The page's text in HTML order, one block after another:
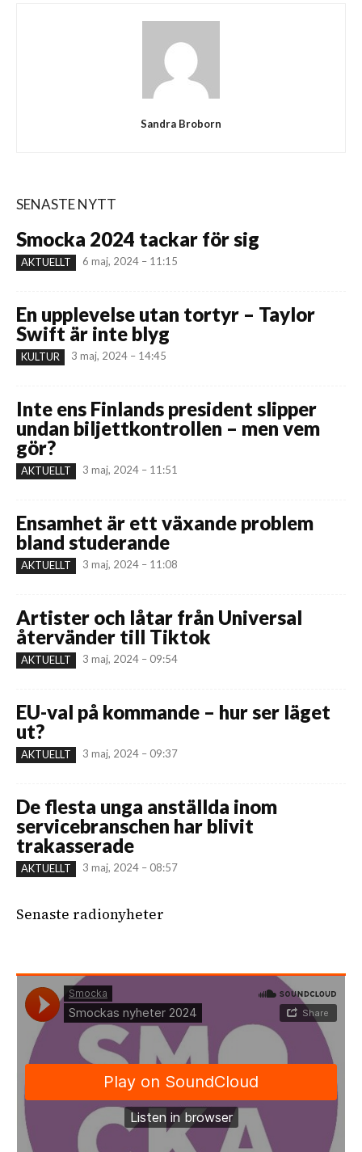
Sandra Broborn
SENASTE NYTT
Smocka 2024 tackar för sig
AKTUELLT 6 maj, 2024 – 11:15
En upplevelse utan tortyr – Taylor
Swift är inte blyg
KULTUR 3 maj, 2024 – 14:45
Inte ens Finlands president slipper
undan biljettkontrollen – men vem
gör?
AKTUELLT 3 maj, 2024 – 11:51
Ensamhet är ett växande problem
bland studerande
AKTUELLT 3 maj, 2024 – 11:08
Artister och låtar från Universal
återvänder till Tiktok
AKTUELLT 3 maj, 2024 – 09:54
EU-val på kommande – hur ser läget
ut?
AKTUELLT 3 maj, 2024 – 09:37
De flesta unga anställda inom
servicebranschen har blivit
trakasserade
AKTUELLT 3 maj, 2024 – 08:57
Senaste radionyheter